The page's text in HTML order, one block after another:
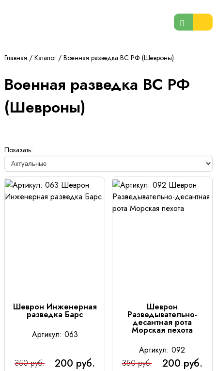
Главная / Каталог / Военная разведка ВС РФ (Шевроны)
Военная разведка ВС РФ
(Шевроны)
Показать:
Шеврон Инженерная
разведка Барс
Артикул: 063
350 руб. 200 руб.
Шеврон
Разведывательно-
десантная рота
Морская пехота
Артикул: 092
350 руб.
200 руб.